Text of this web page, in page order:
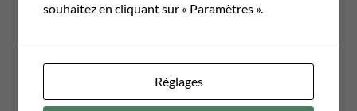
octobre 2022
août 2022
mai 2022
souhaitez en cliquant sur « Paramètres ».
Réglages